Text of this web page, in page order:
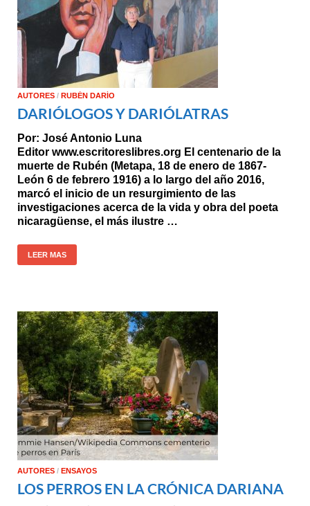
AUTORES / RUBÉN DARÍO
DARIÓLOGOS Y DARIÓLATRAS
Por: José Antonio Luna
Editor www.escritoreslibres.org El centenario de la
muerte de Rubén (Metapa, 18 de enero de 1867-
León 6 de febrero 1916) a lo largo del año 2016,
marcó el inicio de un resurgimiento de las
investigaciones acerca de la vida y obra del poeta
nicaragüense, el más ilustre …
LEER MAS
AUTORES / ENSAYOS
LOS PERROS EN LA CRÓNICA DARIANA